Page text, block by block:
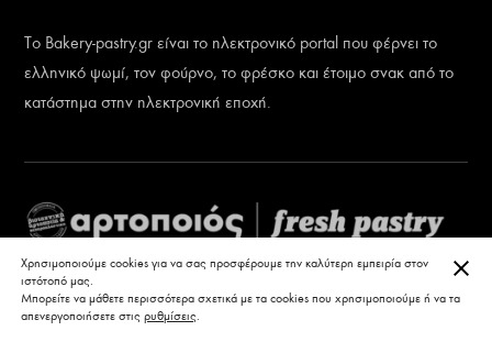
Το Bakery-pastry.gr είναι το ηλεκτρονικό portal που φέρνει το
ελληνικό ψωμί, τον φούρνο, το φρέσκο και έτοιμο σνακ από το
κατάστημα στην ηλεκτρονική εποχή.
Χρησιμοποιούμε cookies για να σας προσφέρουμε την καλύτερη εμπειρία στον
ιστότοπό μας.
Μπορείτε να μάθετε περισσότερα σχετικά με τα cookies που χρησιμοποιούμε ή να τα
απενεργοποιήσετε στις ρυθμίσεις.